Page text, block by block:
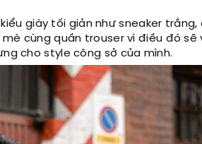
giày tối giản như sneaker
cùng quần trouser vì điều đó sẽ
cho style công sở của mình.